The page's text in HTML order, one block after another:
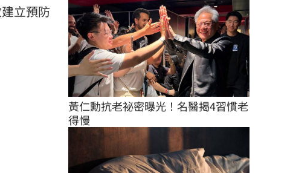
立預防
黃仁勳抗老祕密曝光！名醫揭4習慣老
得慢